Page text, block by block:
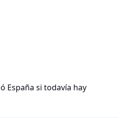
España si todavía hay